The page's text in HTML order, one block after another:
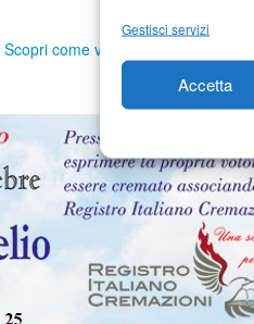
Gestisci servizi
Accetta
Scopri come vengono elaborati i dati